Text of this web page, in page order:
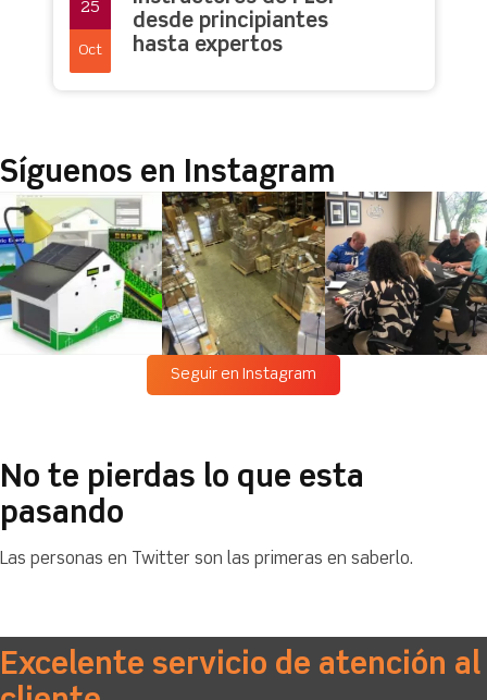
25
Oct
desde principiantes
hasta expertos
Síguenos en Instagram
Seguir en Instagram
No te pierdas lo que esta
pasando
Las personas en Twitter son las primeras en saberlo.
Excelente servicio de atención al